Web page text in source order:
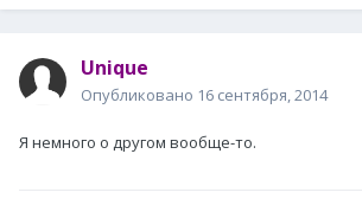
Unique
Опубликовано 16 сентября, 2014
Я немного о другом вообще-то.